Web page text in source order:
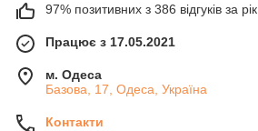
97% позитивних з 386 відгуків за рік
Працює з 17.05.2021
м. Одеса
Базова, 17, Одеса, Україна
Контакти